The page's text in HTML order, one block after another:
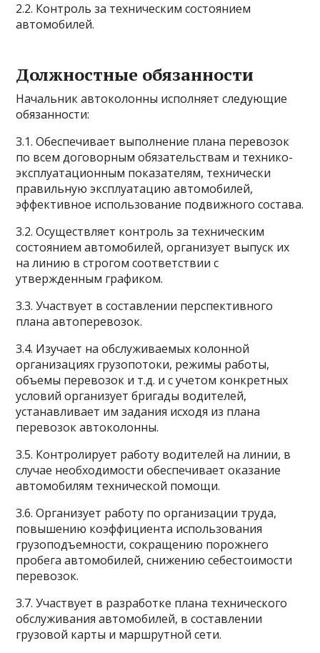
2.2. Контроль за техническим состоянием
автомобилей.
Должностные обязанности
Начальник автоколонны исполняет следующие
обязанности:
3.1. Обеспечивает выполнение плана перевозок
по всем договорным обязательствам и технико-
эксплуатационным показателям, технически
правильную эксплуатацию автомобилей,
эффективное использование подвижного состава.
3.2. Осуществляет контроль за техническим
состоянием автомобилей, организует выпуск их
на линию в строгом соответствии с
утвержденным графиком.
3.3. Участвует в составлении перспективного
плана автоперевозок.
3.4. Изучает на обслуживаемых колонной
организациях грузопотоки, режимы работы,
объемы перевозок и т.д. и с учетом конкретных
условий организует бригады водителей,
устанавливает им задания исходя из плана
перевозок автоколонны.
3.5. Контролирует работу водителей на линии, в
случае необходимости обеспечивает оказание
автомобилям технической помощи.
3.6. Организует работу по организации труда,
повышению коэффициента использования
грузоподъемности, сокращению порожнего
пробега автомобилей, снижению себестоимости
перевозок.
3.7. Участвует в разработке плана технического
обслуживания автомобилей, в составлении
грузовой карты и маршрутной сети.